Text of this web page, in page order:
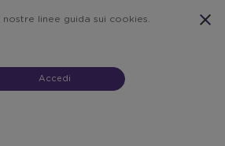
linee guida sui cookies.
Accedi